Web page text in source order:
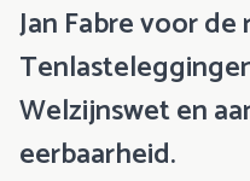
Jan Fabre voor
Welzijnswet en
eerbaarheid.